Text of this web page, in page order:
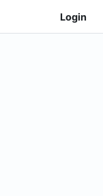
Login